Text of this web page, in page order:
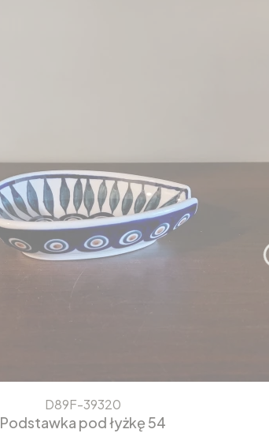
D89F-39320
Podstawka pod łyżkę 54